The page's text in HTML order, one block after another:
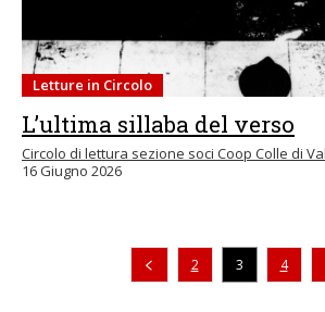
Letture in Circolo
L’ultima sillaba del verso
Circolo di lettura sezione soci Coop Colle di
16 Giugno 2026
Pagina precedente
2 3 4